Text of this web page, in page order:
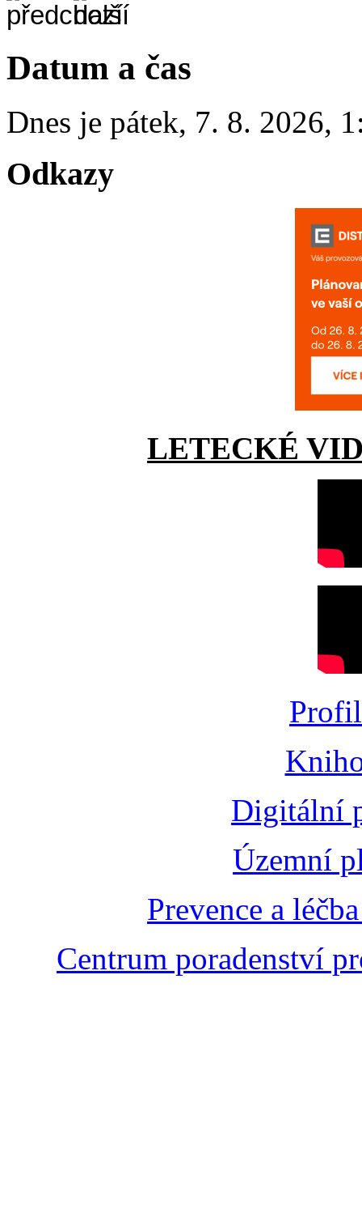
Datum a čas
Dnes je pátek, 7. 8. 2026,
Odkazy
LETECKÉ
Digitální
Územní
Prevence a
Centrum poradenství